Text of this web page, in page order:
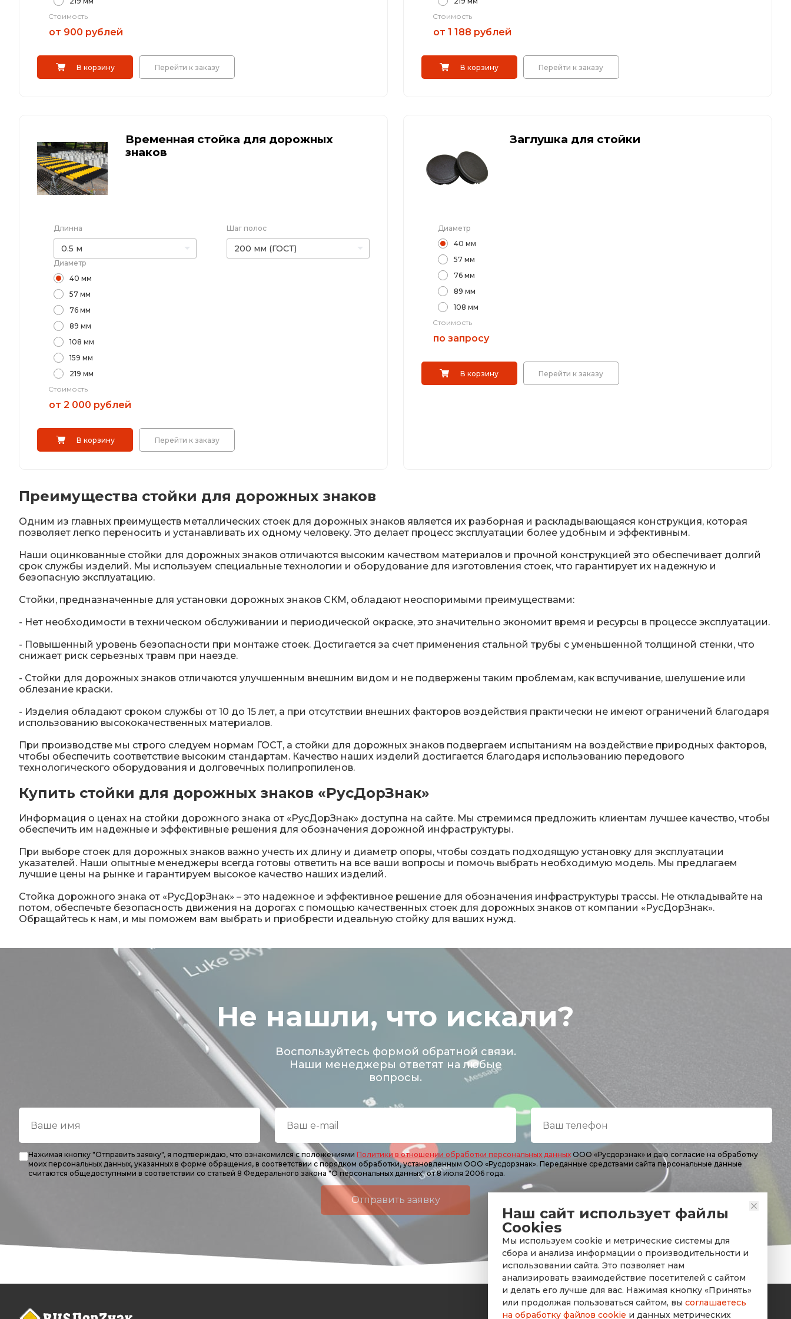
Наш сайт использует файлы
Cookies
Мы используем cookie и метрические системы для
сбора и анализа информации о производительности и
использовании сайта. Это позволяет нам
анализировать взаимодействие посетителей с сайтом
и делать его лучше для вас. Нажимая кнопку «Принять»
или продолжая пользоваться сайтом, вы соглашаетесь
на обработку файлов cookie и данных метрических
Стоимость
от 900 рублей
В корзину Перейти к заказу
Стоимость
от 1 188 рублей
В корзину Перейти к заказу
Временная стойка для дорожных
знаков
Длинна
0.5 м
Шаг полос
200 мм (ГОСТ)
Диаметр
40 мм
57 мм
76 мм
89 мм
108 мм
159 мм
219 мм
Стоимость
от 2 000 рублей
В корзину Перейти к заказу
Заглушка для стойки
Диаметр
40 мм
57 мм
76 мм
89 мм
108 мм
Стоимость
по запросу
В корзину Перейти к заказу
Преимущества стойки для дорожных знаков
Одним из главных преимуществ металлических стоек для дорожных знаков является их разборная и раскладывающаяся конструкция, которая
позволяет легко переносить и устанавливать их одному человеку. Это делает процесс эксплуатации более удобным и эффективным.
Наши оцинкованные стойки для дорожных знаков отличаются высоким качеством материалов и прочной конструкцией это обеспечивает долгий
срок службы изделий. Мы используем специальные технологии и оборудование для изготовления стоек, что гарантирует их надежную и
безопасную эксплуатацию.
Стойки, предназначенные для установки дорожных знаков СКМ, обладают неоспоримыми преимуществами:
- Нет необходимости в техническом обслуживании и периодической окраске, это значительно экономит время и ресурсы в процессе эксплуатации.
- Повышенный уровень безопасности при монтаже стоек. Достигается за счет применения стальной трубы с уменьшенной толщиной стенки, что
снижает риск серьезных травм при наезде.
- Стойки для дорожных знаков отличаются улучшенным внешним видом и не подвержены таким проблемам, как вспучивание, шелушение или
облезание краски.
- Изделия обладают сроком службы от 10 до 15 лет, а при отсутствии внешних факторов воздействия практически не имеют ограничений благодаря
использованию высококачественных материалов.
При производстве мы строго следуем нормам ГОСТ, а стойки для дорожных знаков подвергаем испытаниям на воздействие природных факторов,
чтобы обеспечить соответствие высоким стандартам. Качество наших изделий достигается благодаря использованию передового
технологического оборудования и долговечных полипропиленов.
Купить стойки для дорожных знаков «РусДорЗнак»
Информация о ценах на стойки дорожного знака от «РусДорЗнак» доступна на сайте. Мы стремимся предложить клиентам лучшее качество, чтобы
обеспечить им надежные и эффективные решения для обозначения дорожной инфраструктуры.
При выборе стоек для дорожных знаков важно учесть их длину и диаметр опоры, чтобы создать подходящую установку для эксплуатации
указателей. Наши опытные менеджеры всегда готовы ответить на все ваши вопросы и помочь выбрать необходимую модель. Мы предлагаем
лучшие цены на рынке и гарантируем высокое качество наших изделий.
Стойка дорожного знака от «РусДорЗнак» – это надежное и эффективное решение для обозначения инфраструктуры трассы. Не откладывайте на
потом, обеспечьте безопасность движения на дорогах с помощью качественных стоек для дорожных знаков от компании «РусДорЗнак».
Обращайтесь к нам, и мы поможем вам выбрать и приобрести идеальную стойку для ваших нужд.
Не нашли, что искали?
Воспользуйтесь формой обратной связи.
Наши менеджеры ответят на любые
вопросы.
Нажимая кнопку "Отправить заявку", я подтверждаю, что ознакомился с положениями Политики в отношении обработки персональных данных ООО «Русдорзнак» и даю согласие на обработку
моих персональных данных, указанных в форме обращения, в соответствии с порядком обработки, установленным ООО «Русдорзнак». Переданные средствами сайта персональные данные
считаются общедоступными в соответствии со статьей 8 Федерального закона "О персональных данных" от 8 июля 2006 года.
Отправить заявку